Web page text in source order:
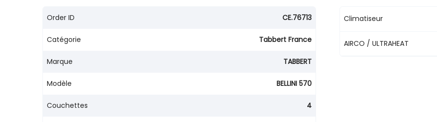
Order ID CE.76713
Catégorie Tabbert France
Marque TABBERT
Modèle BELLINI 570
Couchettes 4
Climatiseur
AIRCO / ULTRAHEAT